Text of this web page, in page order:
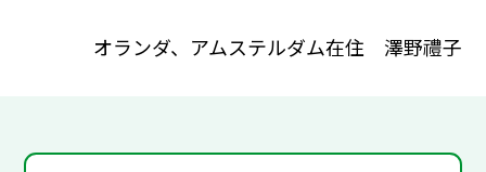
オランダ、アムステルダム在住 澤野禮子